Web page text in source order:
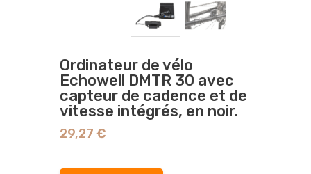
Ordinateur de vélo
Echowell DMTR 30 avec
capteur de cadence et de
vitesse intégrés, en noir.
29,27 €